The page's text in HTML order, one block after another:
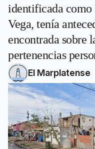
identificada
Vega, tenía
encontrada sobre
pertenencias
El Marplatense